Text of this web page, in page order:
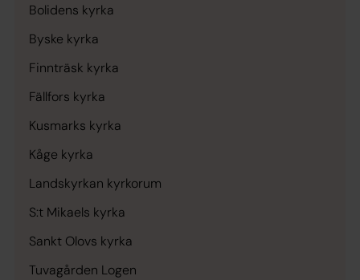
Bolidens kyrka
Byske kyrka
Finnträsk kyrka
Fällfors kyrka
Kusmarks kyrka
Kåge kyrka
Landskyrkan kyrkorum
S:t Mikaels kyrka
Sankt Olovs kyrka
Tuvagården Logen